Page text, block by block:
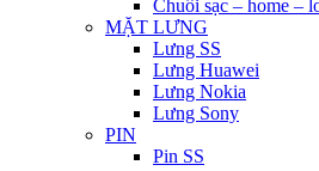
Chuôi sạc – home –
MẶT LƯNG
Lưng SS
Lưng Huawei
Lưng Nokia
Lưng Sony
PIN
Pin SS